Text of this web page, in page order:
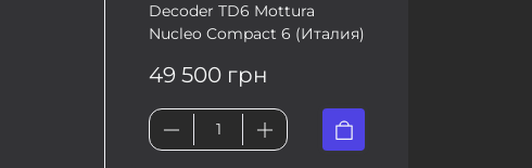
Decoder TD6 Mottura
Nucleo Compact 6 (Италия)
49 500 грн